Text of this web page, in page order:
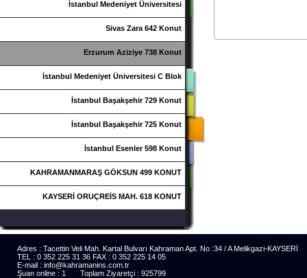
İstanbul Medeniyet Üniversitesi
Sivas Zara 642 Konut
Erzurum Aziziye 738 Konut
İstanbul Medeniyet Üniversitesi C Blok
İstanbul Başakşehir 729 Konut
İstanbul Başakşehir 725 Konut
İstanbul Esenler 598 Konut
KAHRAMANMARAŞ GÖKSUN 499 KONUT
KAYSERİ ORUÇREİS MAH. 618 KONUT
Adres : Tacettin Veli Mah. Kartal Bulvarı Kahraman Apt. No :34 / A Melikgazi-KAYSERİ
TEL : 0 352 225 31 36 FAX : 0 352 225 14 05
E-mail : info@kahramanins.com.tr
Şuan online : 1 Toplam Ziyaretçi : 925799